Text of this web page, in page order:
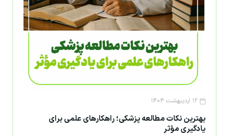
۱۲ اردیبهشت ۱۴۰۴
بهترین نکات مطالعه پزشکی؛ راهکارهای علمی برای
یادگیری مؤثر